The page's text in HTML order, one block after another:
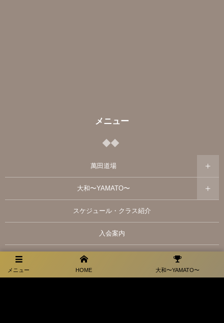
メニュー HOME 大和〜YAMATO〜
メニュー
萬田道場
大和〜YAMATO〜
スケジュール・クラス紹介
入会案内
ブログ